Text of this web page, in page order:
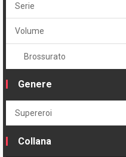
Serie
Volume
Brossurato
Genere
Supereroi
Collana